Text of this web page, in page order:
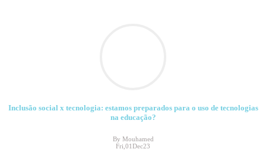
Inclusão social x tecnologia: estamos preparados para o uso de tecnologias
na educação?
By Mouhamed
Fri,01Dec23